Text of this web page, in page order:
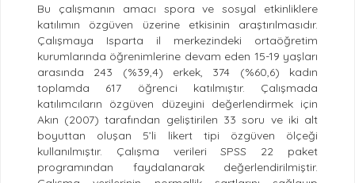
Bu çalışmanın amacı spora ve sosyal etkinliklere
katılımın özgüven üzerine etkisinin araştırılmasıdır.
Çalışmaya Isparta il merkezindeki ortaöğretim
kurumlarında öğrenimlerine devam eden 15-19 yaşları
arasında 243 (%39,4) erkek, 374 (%60,6) kadın
toplamda 617 öğrenci katılmıştır. Çalışmada
katılımcıların özgüven düzeyini değerlendirmek için
Akın (2007) tarafından geliştirilen 33 soru ve iki alt
boyuttan oluşan 5’li likert tipi özgüven ölçeği
kullanılmıştır. Çalışma verileri SPSS 22 paket
programından faydalanarak değerlendirilmiştir.